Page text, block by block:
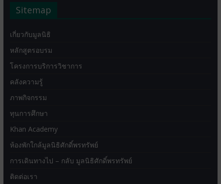
Sitemap
เกี่ยวกับมูลนิธิ
หลักสูตรอบรม
โครงการบริการวิชาการ
คลังความรู้
ภาพกิจกรรม
ทุนการศึกษา
Khan Academy
ห้องพักใกล้มูลนิธิศักดิ์พรทรัพย์
การเดินทางไป – กลับ มูลนิธิศักดิ์พรทรัพย์
ติดต่อเรา